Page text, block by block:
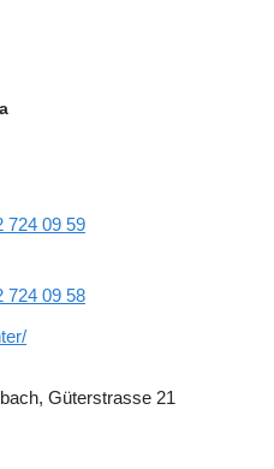
724 09 59
724 09 58
Güterstrasse 21